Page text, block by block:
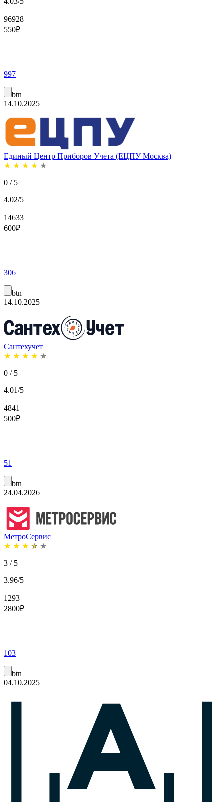
96928
550₽
997
btn
14.10.2025
Единый Центр Приборов Учета (ЕЦПУ Москва)
★ ★ ★ ★ ★
0 / 5
4.02/5
14633
600₽
306
btn
14.10.2025
Сантехучет
★ ★ ★ ★ ★
0 / 5
4.01/5
4841
500₽
51
btn
24.04.2026
МетроСервис
★ ★ ★ ★ ★
3 / 5
3.96/5
1293
2800₽
103
btn
04.10.2025